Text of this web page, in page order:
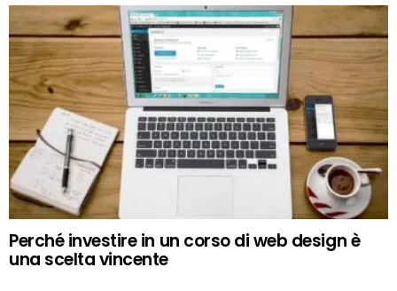
Perché investire in un corso di web design è
una scelta vincente